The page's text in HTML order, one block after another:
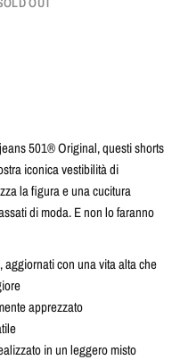
501® Original, questi shorts
iconica vestibilità di
la figura e una cucitura
di moda. E non lo faranno
con una vita alta che
apprezzato
in un leggero misto